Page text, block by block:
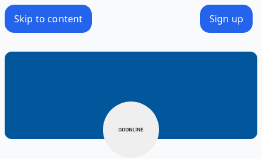
Skip to content Sign up